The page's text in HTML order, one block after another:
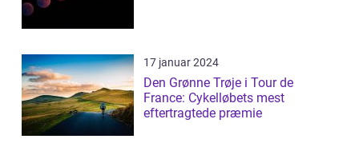
17 januar 2024
Den Grønne Trøje i Tour de
France: Cykelløbets mest
eftertragtede præmie